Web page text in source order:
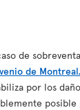
de
de Montreal.
por los
posible